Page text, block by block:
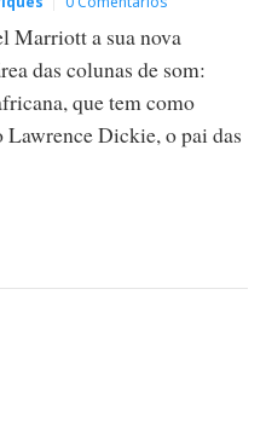
Marriott a sua nova
das colunas de som:
que tem como
Dickie, o pai das